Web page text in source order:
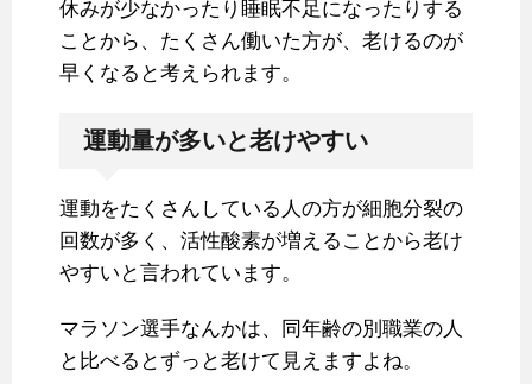
休みが少なかったり睡眠不足になったりする
ことから、たくさん働いた方が、老けるのが
早くなると考えられます。
運動量が多いと老けやすい
運動をたくさんしている人の方が細胞分裂の
回数が多く、活性酸素が増えることから老け
やすいと言われています。
マラソン選手なんかは、同年齢の別職業の人
と比べるとずっと老けて見えますよね。